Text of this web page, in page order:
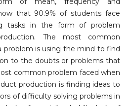
that 90.9% of students face
tasks in the form of problem
The most common
problem is using the mind to find
to the doubts or problems that
common problem faced when
production is finding ideas to
of difficulty solving problems in